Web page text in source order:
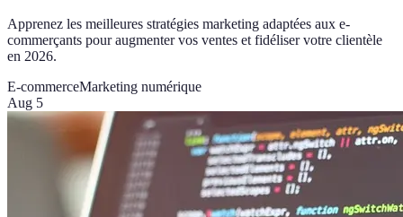
Apprenez les meilleures stratégies marketing adaptées aux e-
commerçants pour augmenter vos ventes et fidéliser votre clientèle
en 2026.
E-commerceMarketing numérique
Aug 5